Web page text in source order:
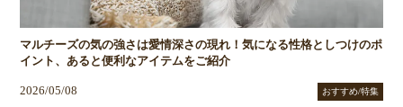
マルチーズの気の強さは愛情深さの現れ！気になる性格としつけのポ
イント、あると便利なアイテムをご紹介
2026/05/08 おすすめ/特集